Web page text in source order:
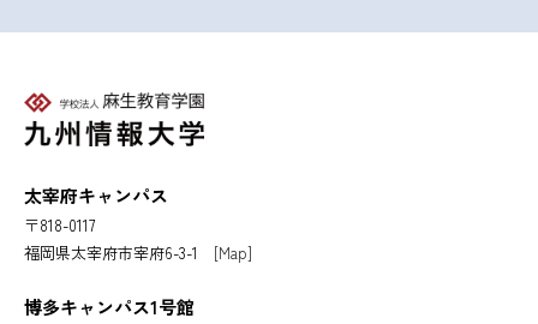
太宰府キャンパス
〒818-0117
福岡県太宰府市宰府6-3-1 [Map]
博多キャンパス1号館